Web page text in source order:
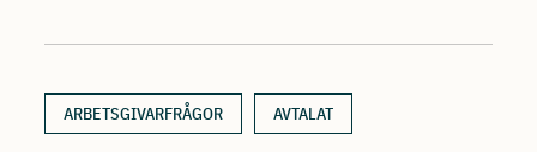
ARBETSGIVARFRÅGOR AVTALAT